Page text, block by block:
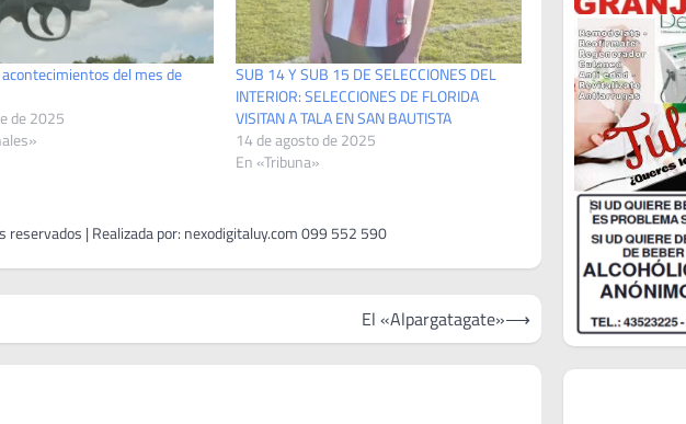
del mes de
de 2025
SUB 14 Y SUB 15 DE SELECCIONES DEL
INTERIOR: SELECCIONES DE FLORIDA
VISITAN A TALA EN SAN BAUTISTA
14 de agosto de 2025
En «Tribuna»
El «Alpargatagate»⟶